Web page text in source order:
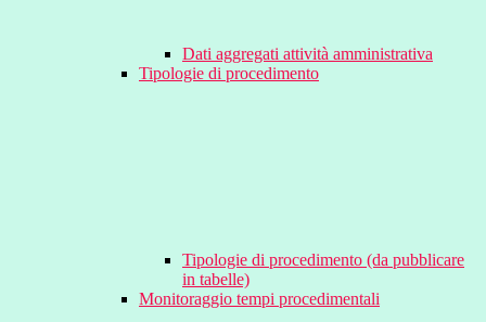
Dati aggregati attività amministrativa
Tipologie di procedimento
Tipologie di procedimento (da pubblicare
in tabelle)
Monitoraggio tempi procedimentali